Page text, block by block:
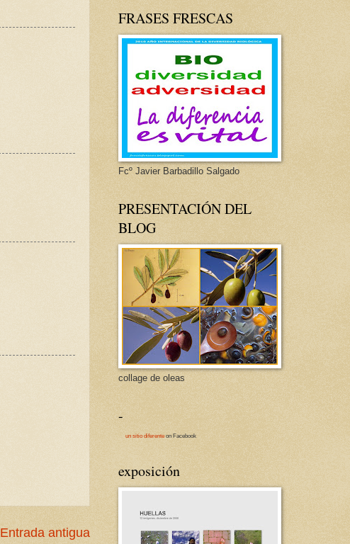
Entrada antigua
FRASES FRESCAS
Fcº Javier Barbadillo Salgado
PRESENTACIÓN DEL
BLOG
collage de oleas
-
un sitio diferente on Facebook
exposición